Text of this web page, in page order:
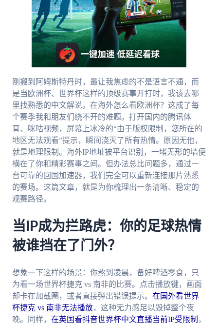
刚搬到阿姆斯特丹时，最让我焦虑的不是语言不通，而
是当欧洲杯、世界杯这样的顶级赛事开打时，我该去哪
里找熟悉的中文解说。在海外怎么看欧洲杯？这成了每
个赛季我和朋友们绕不开的难题。打开国内的腾讯体
育、咪咕视频，屏幕上冰冷的“由于版权限制，您所在的
地区无法观看”提示，瞬间浇灭了所有热情。原因无他，
就是地理限制。海外IP地址被平台识别，一堵无形的墙便
横在了你和精彩赛事之间。但办法总比问题多，通过一
台可靠的回国加速器，我们完全可以重新连接那片熟悉
的赛场。这篇文章，就是为你梳理出一条清晰、稳定的
观赛路径。
当IP成为拦路虎：你的足球热情
被谁挡在了门外？
想象一下这样的场景：你熬到凌晨，备好啤酒零食，只
为看一场世界杯捷克 vs 南非的比赛。点击播放键，画面
却卡在加载圈，或者直接弹出错误提示。 在国外看世界
杯捷克 vs 南非无法播放，这种无力感足以毁掉整个夜
晚。同样， 在英国看抖音世界杯中文直播当前IP受限制 ，